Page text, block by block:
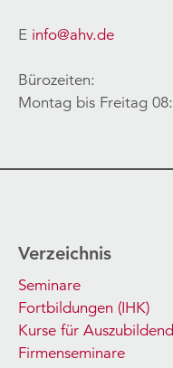
E info@ahv.de
Bürozeiten:
Montag bis Freitag
Verzeichnis
Seminare
Fortbildungen (IHK)
Kurse für
Firmenseminare